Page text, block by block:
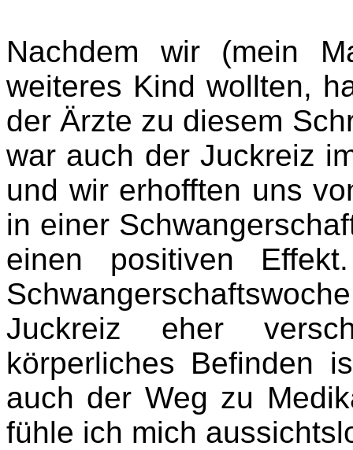
Nachdem wir (mein
weiteres Kind wollten,
der Ärzte zu diesem
war auch der Juckreiz
und wir erhofften uns
in einer
einen positiven
Juckreiz eher
körperliches Befinden
auch der Weg zu
fühle ich mich